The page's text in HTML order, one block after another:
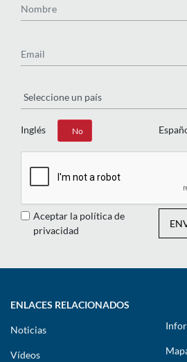
Inglés
Sí No
Aceptar la política de
privacidad
ENLACES RELACIONADOS
Noticias
Vídeos